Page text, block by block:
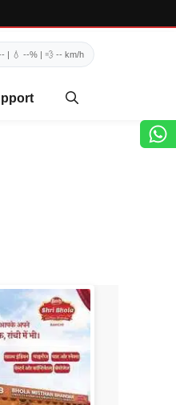
| 💧 --% | 💨 -- km/h